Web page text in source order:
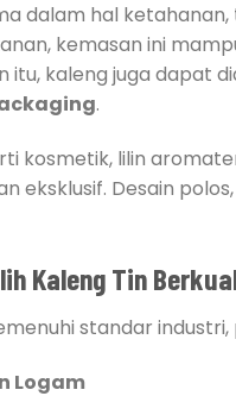
dalam hal
kemasan ini
itu, kaleng juga dapat
.
kosmetik, lilin
eksklusif. Desain
Kaleng Tin
standar
Logam